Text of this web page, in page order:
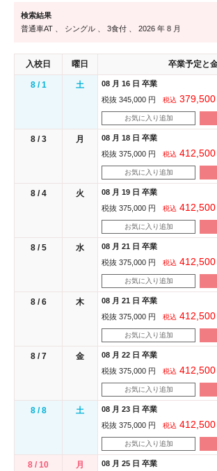
検索結果
普通車AT 、
シングル 、 3食付 、 2026 年 8 月
入校日 曜日 卒業予定と
8 / 1 土
08 月 16 日 卒業
税抜 345,000 円 税込 379,500
お気に入り追加
8 / 3 月
08 月 18 日 卒業
税抜 375,000 円 税込 412,500
お気に入り追加
8 / 4 火
08 月 19 日 卒業
税抜 375,000 円 税込 412,500
お気に入り追加
8 / 5 水
08 月 21 日 卒業
税抜 375,000 円 税込 412,500
お気に入り追加
8 / 6 木
08 月 21 日 卒業
税抜 375,000 円 税込 412,500
お気に入り追加
8 / 7 金
08 月 22 日 卒業
税抜 375,000 円 税込 412,500
お気に入り追加
8 / 8 土
08 月 23 日 卒業
税抜 375,000 円 税込 412,500
お気に入り追加
8 / 10 月
08 月 25 日 卒業